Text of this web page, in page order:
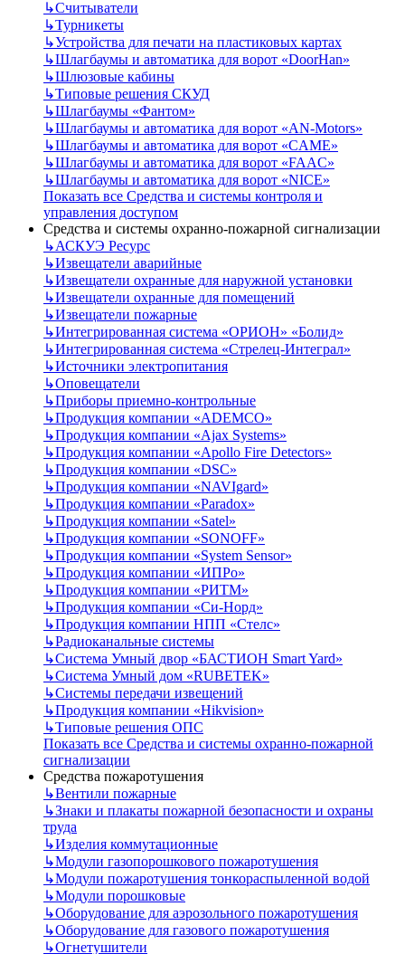
↳Считыватели
↳Турникеты
↳Устройства для печати на пластиковых картах
↳Шлагбаумы и автоматика для ворот «DoorHan»
↳Шлюзовые кабины
↳Типовые решения СКУД
↳Шлагбаумы «Фантом»
↳Шлагбаумы и автоматика для ворот «AN-Motors»
↳Шлагбаумы и автоматика для ворот «CAME»
↳Шлагбаумы и автоматика для ворот «FAAC»
↳Шлагбаумы и автоматика для ворот «NICE»
Показать все Средства и системы контроля и
управления доступом
Средства и системы охранно-пожарной сигнализации
↳АСКУЭ Ресурс
↳Извещатели аварийные
↳Извещатели охранные для наружной установки
↳Извещатели охранные для помещений
↳Извещатели пожарные
↳Интегрированная система «ОРИОН» «Болид»
↳Интегрированная система «Стрелец-Интеграл»
↳Источники электропитания
↳Оповещатели
↳Приборы приемно-контрольные
↳Продукция компании «ADEMCO»
↳Продукция компании «Ajax Systems»
↳Продукция компании «Apollo Fire Detectors»
↳Продукция компании «DSC»
↳Продукция компании «NAVIgard»
↳Продукция компании «Paradox»
↳Продукция компании «Satel»
↳Продукция компании «SONOFF»
↳Продукция компании «System Sensor»
↳Продукция компании «ИПРо»
↳Продукция компании «РИТМ»
↳Продукция компании «Си-Норд»
↳Продукция компании НПП «Стелс»
↳Радиоканальные системы
↳Система Умный двор «БАСТИОН Smart Yard»
↳Система Умный дом «RUBETEK»
↳Системы передачи извещений
↳Продукция компании «Hikvision»
↳Типовые решения ОПС
Показать все Средства и системы охранно-пожарной
сигнализации
Средства пожаротушения
↳Вентили пожарные
↳Знаки и плакаты пожарной безопасности и охраны
труда
↳Изделия коммутационные
↳Модули газопорошкового пожаротушения
↳Модули пожаротушения тонкораспыленной водой
↳Модули порошковые
↳Оборудование для аэрозольного пожаротушения
↳Оборудование для газового пожаротушения
↳Огнетушители